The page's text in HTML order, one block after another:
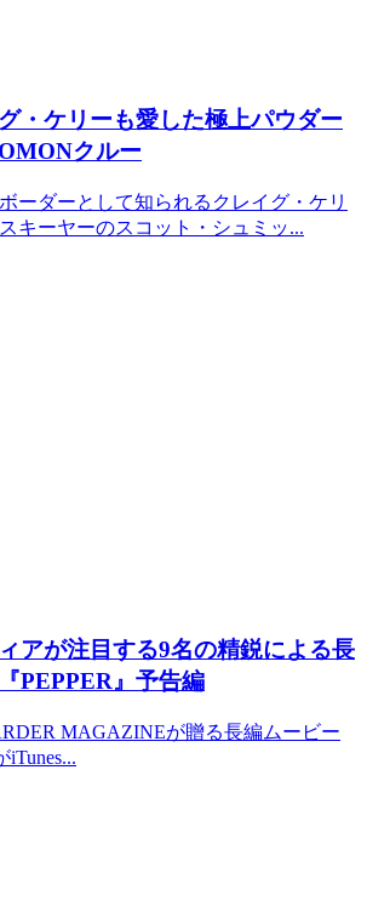
・ケリーも愛した極上パウダー
クルー
ーダーとして知られるクレイグ・ケリ
キーヤーのスコット・シュミッ...
アが注目する9名の精鋭による長
PEPPER』予告編
MAGAZINEが贈る長編ムービー
iTunes...